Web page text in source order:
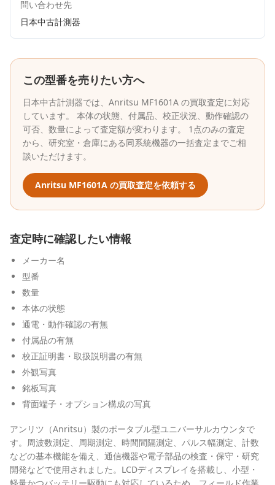
問い合わせ先
日本中古計測器
この型番を売りたい方へ
日本中古計測器では、 Anritsu MF1601A の買取査定に対応
しています。 本体の状態、付属品、校正状況、動作確認の
可否、数量によって査定額が変わります。 1点のみの査定
から、研究室・倉庫にある同系統機器の一括査定までご相
談いただけます。
Anritsu MF1601A の買取査定を依頼する
査定時に確認したい情報
メーカー名
型番
数量
本体の状態
通電・動作確認の有無
付属品の有無
校正証明書・取扱説明書の有無
外観写真
銘板写真
背面端子・オプション構成の写真
アンリツ（Anritsu）製のポータブル型ユニバーサルカウンタで
す。周波数測定、周期測定、時間間隔測定、パルス幅測定、計数
などの基本機能を備え、通信機器や電子部品の検査・保守・研究
開発などで使用されました。LCDディスプレイを搭載し、小型・